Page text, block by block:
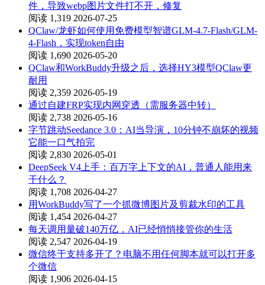
件，导致webp图片文件打不开，修复
阅读 1,319 2026-07-25
QClaw/龙虾如何使用免费模型智谱GLM-4.7-Flash/GLM-
4-Flash，实现token自由
阅读 1,690 2026-05-20
QClaw和WorkBuddy升级之后，选择HY3模型QClaw更
耐用
阅读 2,359 2026-05-19
通过自建FRP实现内网穿透（需服务器中转）
阅读 2,738 2026-05-16
字节跳动Seedance 3.0：AI当导演，10分钟不崩坏的视频
它能一口气拍完
阅读 2,830 2026-05-01
DeepSeek V4上手：百万字上下文的AI，普通人能用来
干什么？
阅读 1,708 2026-04-27
用WorkBuddy写了一个抓微博图片及剪裁水印的工具
阅读 1,454 2026-04-27
每天调用量破140万亿，AI已经悄悄接管你的生活
阅读 2,547 2026-04-19
微信终于支持多开了？电脑不用任何脚本就可以打开多
个微信
阅读 1,906 2026-04-15